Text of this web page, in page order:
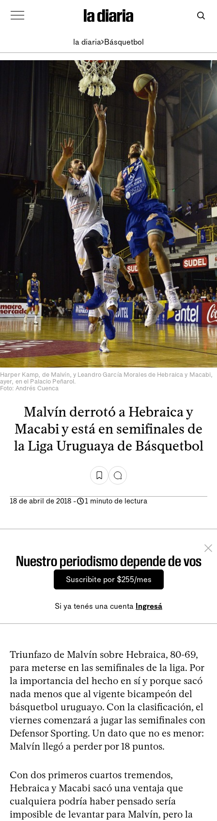
la diaria Básquetbol
Harper Kamp, de Malvín, y Leandro García Morales de Hebraica y Macabi,
ayer, en el Palacio Peñarol.
Foto: Andrés Cuenca
Malvín derrotó a Hebraica y
Macabi y está en semifinales de
la Liga Uruguaya de Básquetbol
18 de abril de 2018 - 1 minuto de lectura
Nuestro periodismo depende de vos
Suscribite por $255/mes
Si ya tenés una cuenta Ingresá
Triunfazo de Malvín sobre Hebraica, 80-69,
para meterse en las semifinales de la liga. Por
la importancia del hecho en sí y porque sacó
nada menos que al vigente bicampeón del
básquetbol uruguayo. Con la clasificación, el
viernes comenzará a jugar las semifinales con
Defensor Sporting. Un dato que no es menor:
Malvín llegó a perder por 18 puntos.
Con dos primeros cuartos tremendos,
Hebraica y Macabi sacó una ventaja que
cualquiera podría haber pensado sería
imposible de levantar para Malvín, pero la